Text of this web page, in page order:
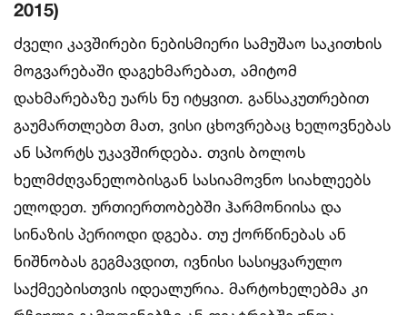
2015)
ძველი კავშირები ნებისმიერი სამუშაო საკითხის
მოგვარებაში დაგეხმარებათ, ამიტომ
დახმარებაზე უარს ნუ იტყვით. განსაკუთრებით
გაუმართლებთ მათ, ვისი ცხოვრებაც ხელოვნებას
ან სპორტს უკავშირდება. თვის ბოლოს
ხელმძღვანელობისგან სასიამოვნო სიახლეებს
ელოდეთ. ურთიერთობებში ჰარმონიისა და
სინაზის პერიოდი დგება. თუ ქორწინებას ან
ნიშნობას გეგმავდით, ივნისი სასიყვარულო
საქმეებისთვის იდეალურია. მარტოხელებმა კი